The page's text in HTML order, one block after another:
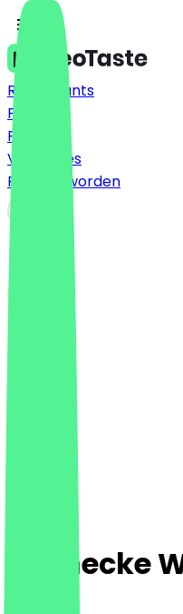
Restaurants
Prijzen
FAQ
Vacatures
Partner worden
Steinecke